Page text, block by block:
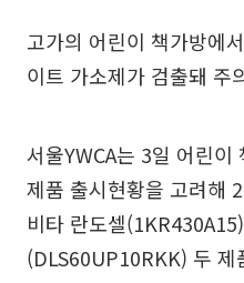
고가의 어린이 책가방에
이트 가소제가 검출돼 주
서울YWCA는 3일 어린
제품 출시현황을 고려해
비타 란도셀
(DLS60UP10RKK) 두 제